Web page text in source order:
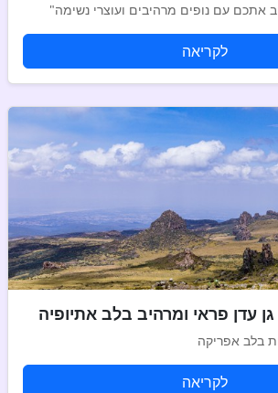
אתכם עם נופים מרהיבים ועוצרי נשימה"
לקריאה
עדן פראי ומרהיב בלב אתיופיה
בלב אפריקה
לקריאה